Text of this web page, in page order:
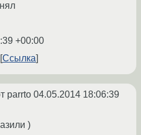
+00:00
Ссылка
parrto 04.05.2014 18:06:39
)